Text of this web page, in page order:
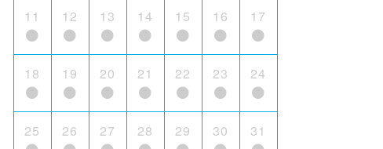
11 12 13 14 15 16 17
18 19 20 21 22 23 24
25 26 27 28 29 30 31